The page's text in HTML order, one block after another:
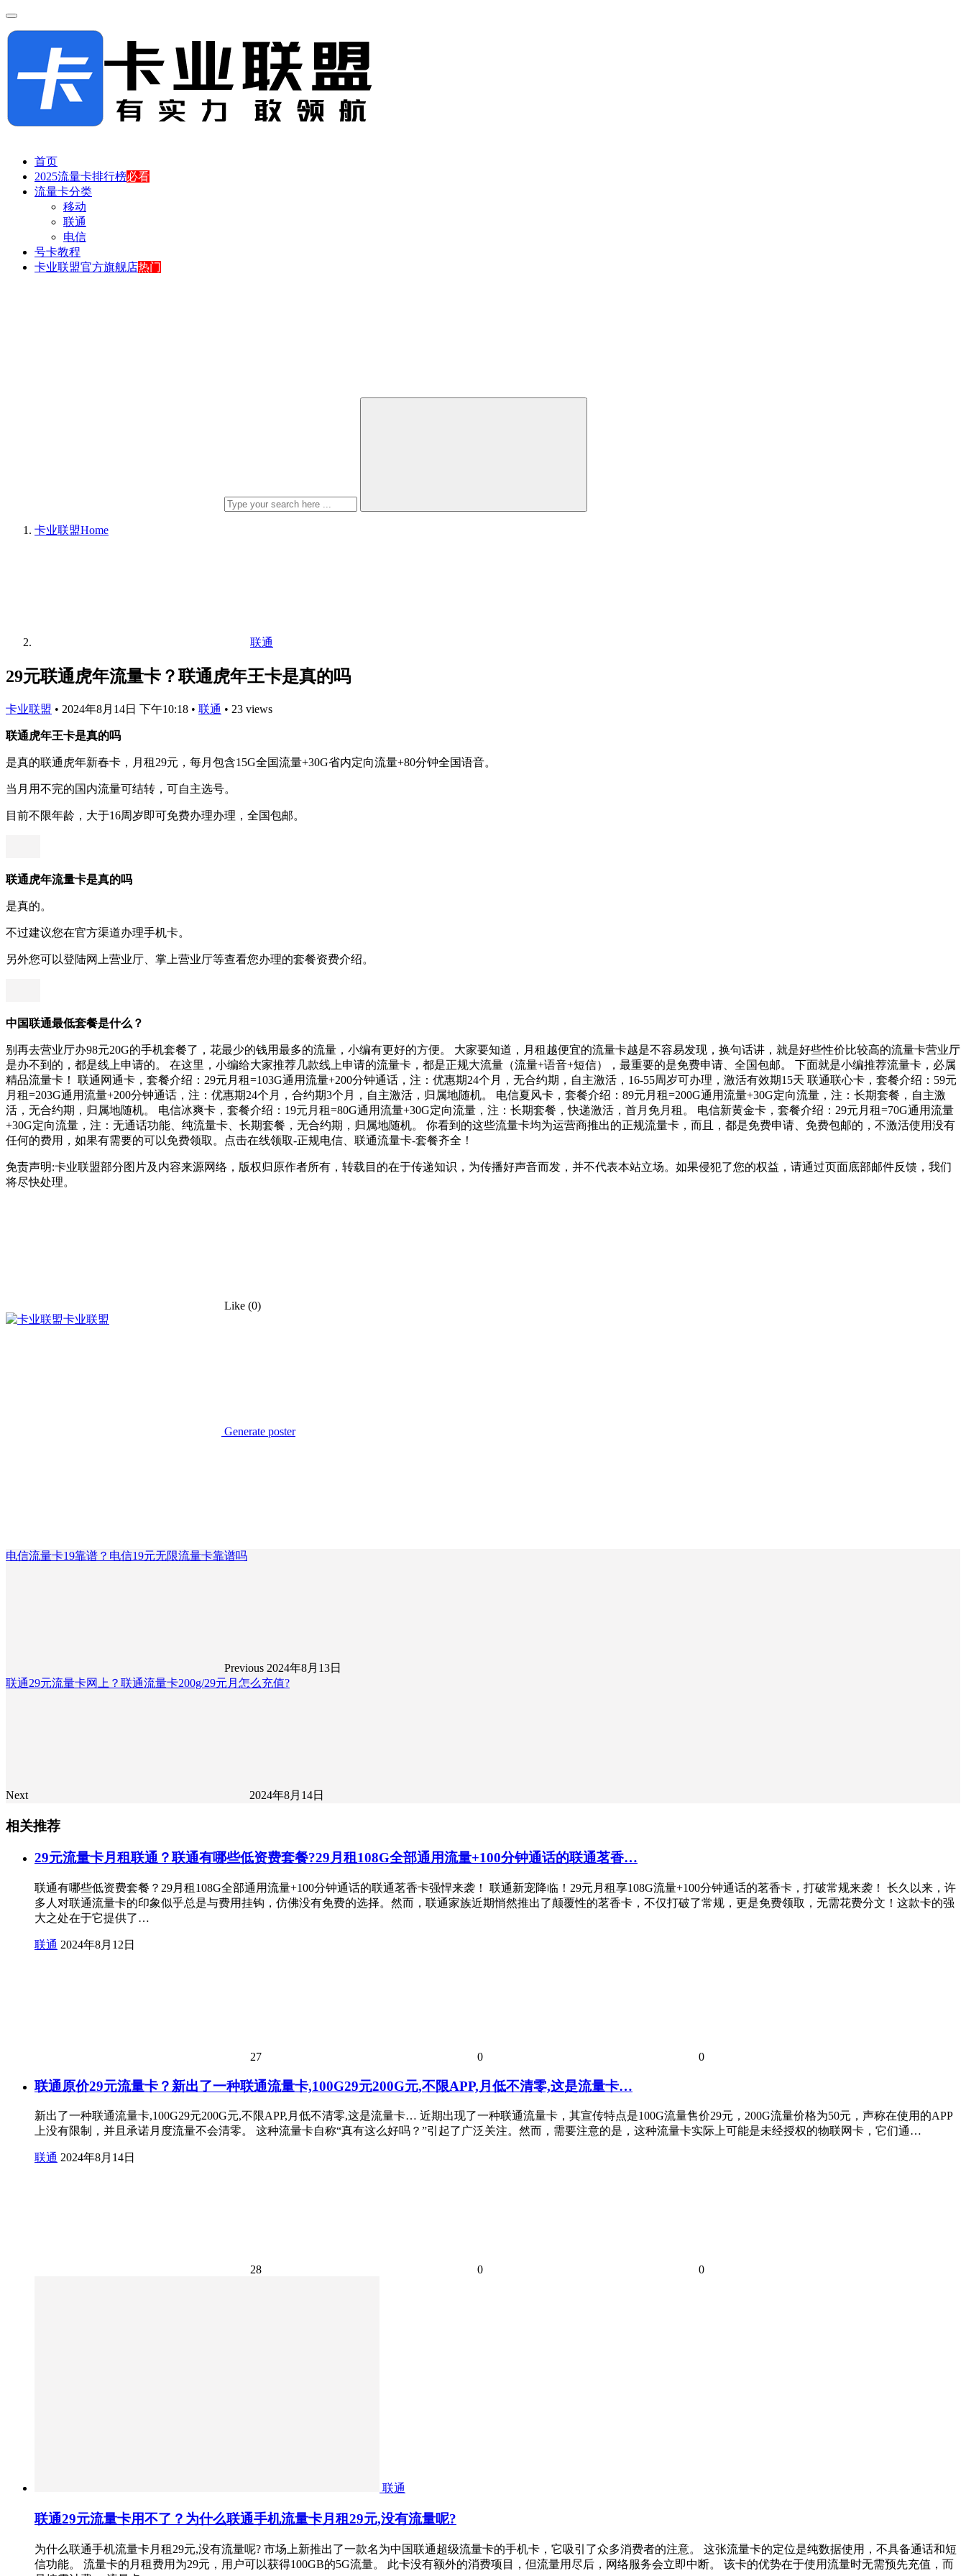
首页
2025流量卡排行榜必看
流量卡分类
移动
联通
电信
号卡教程
卡业联盟官方旗舰店热门
卡业联盟Home
联通
29元联通虎年流量卡？联通虎年王卡是真的吗
卡业联盟 • 2024年8月14日 下午10:18 • 联通 • 23 views
联通虎年王卡是真的吗
是真的联通虎年新春卡，月租29元，每月包含15G全国流量+30G省内定向流量+80分钟全国语音。
当月用不完的国内流量可结转，可自主选号。
目前不限年龄，大于16周岁即可免费办理办理，全国包邮。
联通虎年流量卡是真的吗
是真的。
不过建议您在官方渠道办理手机卡。
另外您可以登陆网上营业厅、掌上营业厅等查看您办理的套餐资费介绍。
中国联通最低套餐是什么？
别再去营业厅办98元20G的手机套餐了，花最少的钱用最多的流量，小编有更好的方便。 大家要知道，月租越便宜的流量卡越是不容易发现，换句话讲，就是好些性价比较高的流量卡营业厅
是办不到的，都是线上申请的。 在这里，小编给大家推荐几款线上申请的流量卡，都是正规大流量（流量+语音+短信），最重要的是免费申请、全国包邮。 下面就是小编推荐流量卡，必属
精品流量卡！ 联通网通卡，套餐介绍：29元月租=103G通用流量+200分钟通话，注：优惠期24个月，无合约期，自主激活，16-55周岁可办理，激活有效期15天 联通联心卡，套餐介绍：59元
月租=203G通用流量+200分钟通话，注：优惠期24个月，合约期3个月，自主激活，归属地随机。 电信夏风卡，套餐介绍：89元月租=200G通用流量+30G定向流量，注：长期套餐，自主激
活，无合约期，归属地随机。 电信冰爽卡，套餐介绍：19元月租=80G通用流量+30G定向流量，注：长期套餐，快递激活，首月免月租。 电信新黄金卡，套餐介绍：29元月租=70G通用流量
+30G定向流量，注：无通话功能、纯流量卡、长期套餐，无合约期，归属地随机。 你看到的这些流量卡均为运营商推出的正规流量卡，而且，都是免费申请、免费包邮的，不激活使用没有
任何的费用，如果有需要的可以免费领取。点击在线领取-正规电信、联通流量卡-套餐齐全！
免责声明:卡业联盟部分图片及内容来源网络，版权归原作者所有，转载目的在于传递知识，为传播好声音而发，并不代表本站立场。如果侵犯了您的权益，请通过页面底部邮件反馈，我们
将尽快处理。
Like (0)
卡业联盟
Generate poster
电信流量卡19靠谱？电信19元无限流量卡靠谱吗
Previous 2024年8月13日
联通29元流量卡网上？联通流量卡200g/29元月怎么充值?
Next 2024年8月14日
相关推荐
29元流量卡月租联通？联通有哪些低资费套餐?29月租108G全部通用流量+100分钟通话的联通茗香…
联通有哪些低资费套餐？29月租108G全部通用流量+100分钟通话的联通茗香卡强悍来袭！ 联通新宠降临！29元月租享108G流量+100分钟通话的茗香卡，打破常规来袭！ 长久以来，许
多人对联通流量卡的印象似乎总是与费用挂钩，仿佛没有免费的选择。然而，联通家族近期悄然推出了颠覆性的茗香卡，不仅打破了常规，更是免费领取，无需花费分文！这款卡的强
大之处在于它提供了…
联通 2024年8月12日
27 0 0
联通原价29元流量卡？新出了一种联通流量卡,100G29元200G元,不限APP,月低不清零,这是流量卡…
新出了一种联通流量卡,100G29元200G元,不限APP,月低不清零,这是流量卡… 近期出现了一种联通流量卡，其宣传特点是100G流量售价29元，200G流量价格为50元，声称在使用的APP
上没有限制，并且承诺月度流量不会清零。 这种流量卡自称“真有这么好吗？”引起了广泛关注。然而，需要注意的是，这种流量卡实际上可能是未经授权的物联网卡，它们通…
联通 2024年8月14日
28 0 0
联通
联通29元流量卡用不了？为什么联通手机流量卡月租29元,没有流量呢?
为什么联通手机流量卡月租29元,没有流量呢? 市场上新推出了一款名为中国联通超级流量卡的手机卡，它吸引了众多消费者的注意。 这张流量卡的定位是纯数据使用，不具备通话和短
信功能。 流量卡的月租费用为29元，用户可以获得100GB的5G流量。 此卡没有额外的消费项目，但流量用尽后，网络服务会立即中断。 该卡的优势在于使用流量时无需预先充值，而